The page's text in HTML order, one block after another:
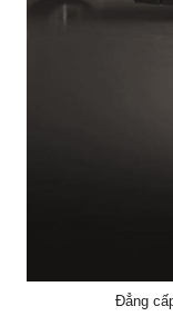
Đẳng